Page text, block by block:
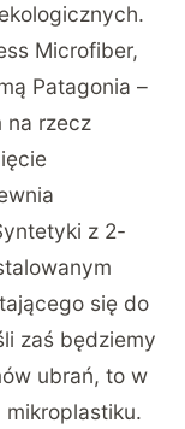
Microfiber,
Patagonia –
na rzecz
z 2-
się do
zaś będziemy
ubrań, to w